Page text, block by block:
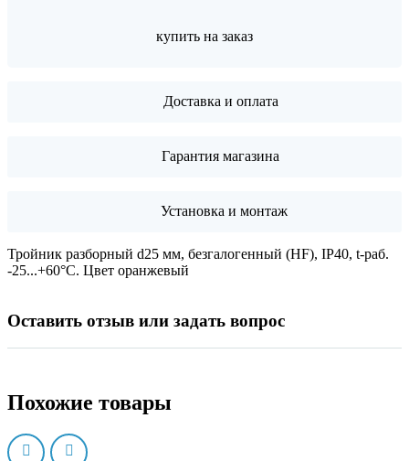
купить на заказ
Доставка и оплата
Гарантия магазина
Установка и монтаж
Тройник разборный d25 мм, безгалогенный (HF), IP40, t-раб.
-25...+60°C. Цвет оранжевый
Оставить отзыв или задать вопрос
Похожие товары